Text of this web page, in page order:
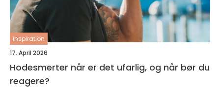
inspiration
17. April 2026
Hodesmerter når er det ufarlig, og når bør du
reagere?